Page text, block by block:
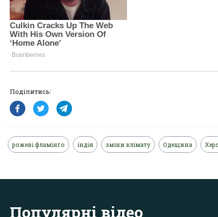
Поділитись:
рожеві фламінго індія зміни клімату Одещина
Популярні відео